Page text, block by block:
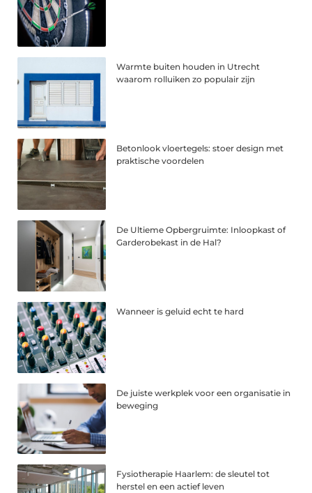
Warmte buiten houden in Utrecht
waarom rolluiken zo populair zijn
Betonlook vloertegels: stoer design met
praktische voordelen
De Ultieme Opbergruimte: Inloopkast of
Garderobekast in de Hal?
Wanneer is geluid echt te hard
De juiste werkplek voor een organisatie in
beweging
Fysiotherapie Haarlem: de sleutel tot
herstel en een actief leven